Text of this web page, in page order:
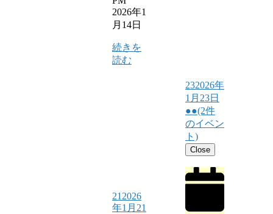
2026年1
月14日
続きを
読む
21 2026
年1月21
232026年
1月23日
●●(2件
のイベン
ト)
Close